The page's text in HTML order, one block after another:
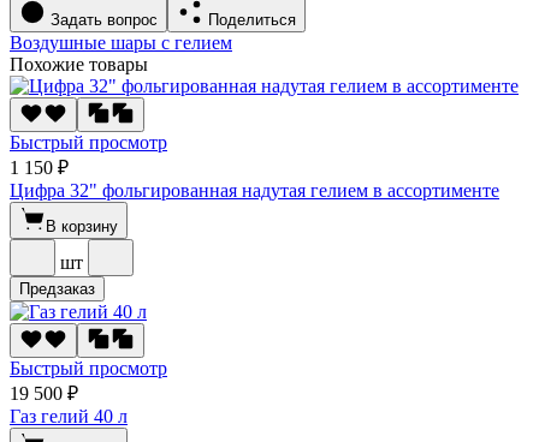
Задать вопрос Поделиться
Воздушные шары с гелием
Похожие товары
Быстрый просмотр
1 150 ₽
Цифра 32" фольгированная надутая гелием в ассортименте
В корзину
шт
Предзаказ
Быстрый просмотр
19 500 ₽
Газ гелий 40 л